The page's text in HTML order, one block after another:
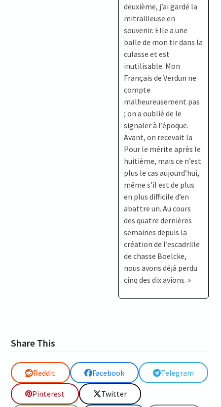
deuxième, j’ai gardé la
mitrailleuse en
souvenir. Elle a une
balle de mon tir dans la
culasse et est
inutilisable. Mon
Français de Verdun ne
compte
malheureusement pas
; on a oublié de le
signaler à l’époque.
Avant, on recevait la
Pour le mérite après le
huitième, mais ce n’est
plus le cas aujourd’hui,
même s’il est de plus
en plus difficile d’en
abattre un. Au cours
des quatre dernières
semaines depuis la
création de l’escadrille
de chasse Boelcke,
nous avons déjà perdu
cinq des dix avions. »
Share This
Reddit Facebook Telegram
Pinterest Twitter